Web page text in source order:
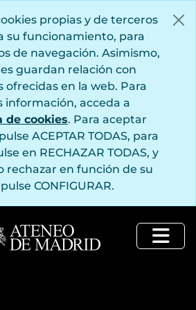
propias y de terceros
su funcionamiento, para
de navegación. Asimismo,
guardan relación con
ofrecidas en la web. Para
información, acceda a
de cookies. Para aceptar
ACEPTAR TODAS, para
en RECHAZAR TODAS, y
rechazar en función de su
CONFIGURAR.